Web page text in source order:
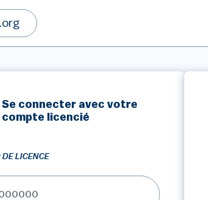
Se connecter avec votre
compte licencié
DE LICENCE